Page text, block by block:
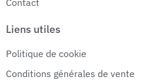
Liens utiles
Politique de cookie
Conditions générales de vente